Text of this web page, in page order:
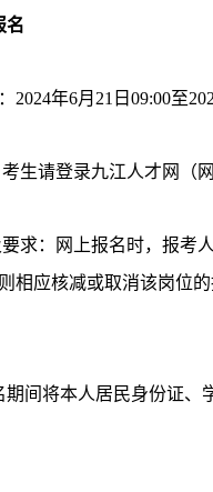
名
2024年6月21日09:00至
生请登录九江人才网（
求：网上报名时，报考
相应核减或取消该岗位
期间将本人居民身份证、